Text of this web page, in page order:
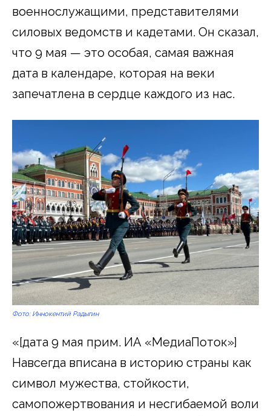
военнослужащими, представителями
силовых ведомств и кадетами. Он сказал,
что 9 мая — это особая, самая важная
дата в календаре, которая на веки
запечатлена в сердце каждого из нас.
Фото: Иннокентий Радыгин
«[дата 9 мая прим. ИА «МедиаПоток»]
Навсегда вписана в историю страны как
символ мужества, стойкости,
самопожертвования и несгибаемой воли